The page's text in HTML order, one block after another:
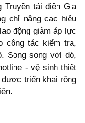
Truyền tải điện Gia
chỉ nâng cao hiệu
động giảm áp lực
công tác kiểm tra,
Song song với đó,
- vệ sinh thiết
triển khai rộng